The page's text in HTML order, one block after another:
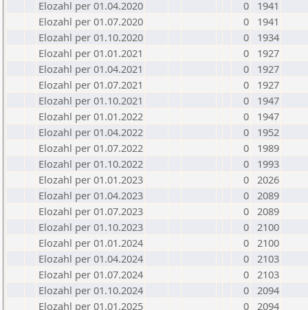
Elozahl per 01.04.2020
0
1941
Elozahl per 01.07.2020
0
1941
Elozahl per 01.10.2020
0
1934
Elozahl per 01.01.2021
0
1927
Elozahl per 01.04.2021
0
1927
Elozahl per 01.07.2021
0
1927
Elozahl per 01.10.2021
0
1947
Elozahl per 01.01.2022
0
1947
Elozahl per 01.04.2022
0
1952
Elozahl per 01.07.2022
0
1989
Elozahl per 01.10.2022
0
1993
Elozahl per 01.01.2023
0 2026
Elozahl per 01.04.2023
0 2089
Elozahl per 01.07.2023
0 2089
Elozahl per 01.10.2023
0 2100
Elozahl per 01.01.2024
0 2100
Elozahl per 01.04.2024
0 2103
Elozahl per 01.07.2024
0 2103
Elozahl per 01.10.2024
0 2094
Elozahl per 01.01.2025
0 2094